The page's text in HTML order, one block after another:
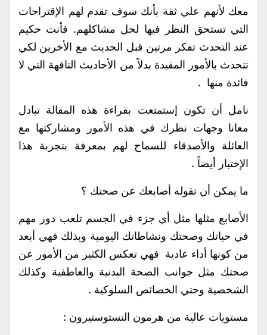
معك لأنهم علي ثقة بأنك سوف تقدم لهم الإقتراحات
التي تستحق النظر فيها لحل مشاكلهم. فأنت حكيم
عند التحدث تفكر مرتين قبل الحديث مع الأخرين لكي
تتحدث بالأمور المفيدة بدلاً من الأحاديث التافهة التي لا
فائدة منها .
نامل أن تكون إستمتعت بقراءة هذه المقالة تبادل
معانا وجهات نظرك في هذه الأمور ومشاركتها مع
العائلة والأصدقاء للسماح لهم بمعرفة بتجربة هذا
الإختبار أيضاً .
ما يمكن أن تقوله أصابعك عن صحتك ؟
الأصابع مثلها مثل أي جزء في الجسم تلعب دور مهم
في حياتك وصحتك ونشاطاتك اليومية وبذلك فهي أبعد
من كونها أداء عادية فهي تعكس الكثير من الأمور عن
صحتك مثل جوانب الصحة البدنية والعاطفية وكذلك
الشخصية وحتي الخصائص السلوكية .
مستويات عالية من هرمون التستوستيرون :